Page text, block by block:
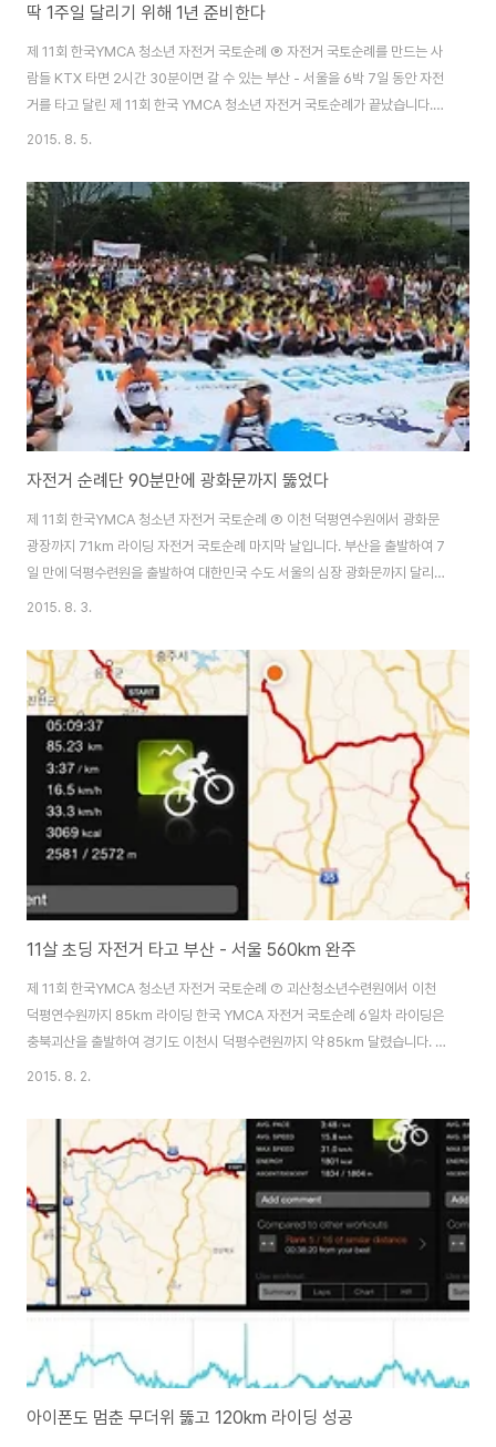
딱 1주일 달리기 위해 1년 준비한다
제 11회 한국YMCA 청소년 자전거 국토순례 ⑨ 자전거 국토순례를 만드는 사
람들 KTX 타면 2시간 30분이면 갈 수 있는 부산 - 서울을 6박 7일 동안 자전
거를 타고 달린 제 11회 한국 YMCA 청소년 자전거 국토순례가 끝났습니다.
출발 하루 전날인 7월 26일에 모여 하룻 밤을 자고 27일 아침 부산을 출발하
어나면 짐을 싸서 트럭에 싣고 밥을 먹고 나서면 하루 종일 자전거를 탑니다. 매
일 매일 짧게는 50km 길게는 125km 달렸습니다. 숙소에 도착하면 300명
이 밥 먹고 씻고 빨래하고 정리하느라 잠 자는 시간까지 분주합니다. 저녁마다
1~2시간은 다같이 모여 장기자랑도 하고 친교도 나누었습니다. YMCA 청소
년 자전..
2015. 8. 5.
자전거 순례단 90분만에 광화문까지 뚫었다
제 11회 한국YMCA 청소년 자전거 국토순례 ⑧ 이천 덕평연수원에서 광화문
광장까지 71km 라이딩 자전거 국토순례 마지막 날입니다. 부산을 출발하여 7
일 만에 덕평수련원을 출발하여 대한민국 수도 서울의 심장 광화문까지 달리는
마지막 라이딩입니다. 성남과 서울을 지나 광화문까지 가야 한다는 부담 때문
자들과 진행팀의 안전에 유의하면서 도착 예정시간에 맞춰 광화문까지 가는 것
이 목적이고 임무였습니다. 경기도와 서울의 혼잡한 도로 상황과 교통상황을
감안하면 최대한 서둘러 아침일찍 출발하는 것이 최선책 중 하나였습니다. 여
느 날도 다름없이 6시에 일어나지만, 출발시간을 30분 앞당겨 7시 30분에 라
이딩을 시작하는 계획을 세웠습니다. 진..
2015. 8. 3.
11살 초딩 자전거 타고 부산 - 서울 560km 완주
제 11회 한국YMCA 청소년 자전거 국토순례 ⑦ 괴산청소년수련원에서 이천
덕평연수원까지 85km 라이딩 한국 YMCA 자전거 국토순례 6일차 라이딩은
충북괴산을 출발하여 경기도 이천시 덕평수련원까지 약 85km 달렸습니다. 전
날 경북 안동에서 충북 괴산까지 120km 구간 완주에 성공하였기 때문에
쥴에 따라 아침 6시에 일어나 배낭을 싸서 트럭에 짐을 싣고 아침 밥을 먹고 8
시에 출발 준비를 시작하였습니다. 가벼운 스트레칭과 체조를 하고 8시 20분
괴산청소년수련원을 출발하였습니다. 오전 첫 번째 휴식장소였던 음성종합운
동장까지 22.78km를 1시간 30분만에 달렸습니다. 아침 시간이라 날씨도 덥
지 않아 무난하게 오전 첫 구간..
2015. 8. 2.
아이폰도 멈춘 무더위 뚫고 120km 라이딩 성공